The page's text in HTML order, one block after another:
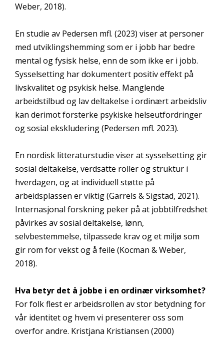
Weber, 2018).
En studie av Pedersen mfl. (2023) viser at personer
med utviklingshemming som er i jobb har bedre
mental og fysisk helse, enn de som ikke er i jobb.
Sysselsetting har dokumentert positiv effekt på
livskvalitet og psykisk helse. Manglende
arbeidstilbud og lav deltakelse i ordinært arbeidsliv
kan derimot forsterke psykiske helseutfordringer
og sosial ekskludering (Pedersen mfl. 2023).
En nordisk litteraturstudie viser at sysselsetting gir
sosial deltakelse, verdsatte roller og struktur i
hverdagen, og at individuell støtte på
arbeidsplassen er viktig (Garrels & Sigstad, 2021).
Internasjonal forskning peker på at jobbtilfredshet
påvirkes av sosial deltakelse, lønn,
selvbestemmelse, tilpassede krav og et miljø som
gir rom for vekst og å feile (Kocman & Weber,
2018).
Hva betyr det å jobbe i en ordinær virksomhet?
For folk flest er arbeidsrollen av stor betydning for
vår identitet og hvem vi presenterer oss som
overfor andre. Kristjana Kristiansen (2000)